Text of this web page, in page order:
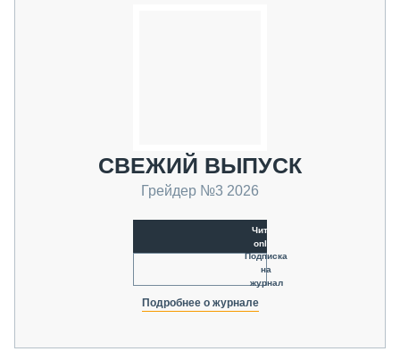
СВЕЖИЙ ВЫПУСК
Грейдер №3 2026
Читать
online
Подписка
на
журнал
Подробнее о журнале